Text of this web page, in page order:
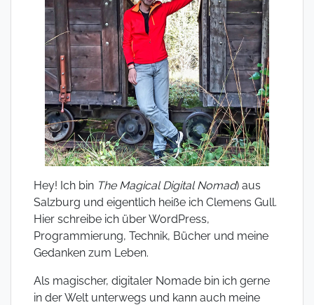
Hey! Ich bin The Magical Digital Nomad) aus
Salzburg und eigentlich heiße ich Clemens Gull.
Hier schreibe ich über WordPress,
Programmierung, Technik, Bücher und meine
Gedanken zum Leben.
Als magischer, digitaler Nomade bin ich gerne
in der Welt unterwegs und kann auch meine